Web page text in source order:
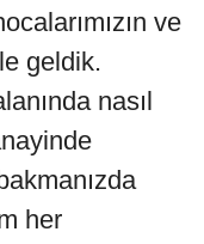
ve
geldik.
nasıl
her